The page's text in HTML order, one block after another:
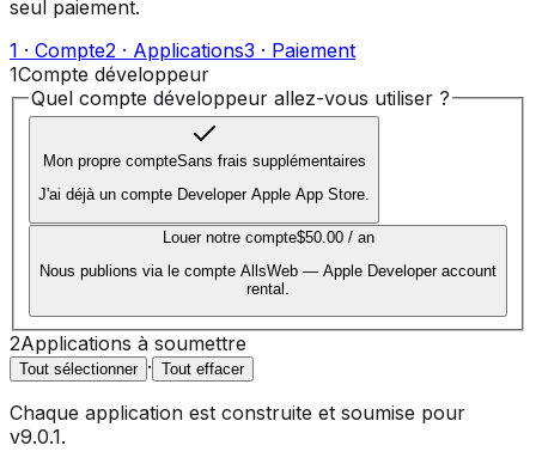
seul paiement.
1 · Compte2 · Applications3 · Paiement
1Compte développeur
Quel compte développeur allez-vous utiliser ?
Mon propre compteSans frais supplémentaires
J'ai déjà un compte Developer Apple App Store.
Louer notre compte$50.00 / an
Nous publions via le compte AllsWeb — Apple Developer account
rental.
2Applications à soumettre
Tout sélectionner · Tout effacer
Chaque application est construite et soumise pour
v9.0.1.